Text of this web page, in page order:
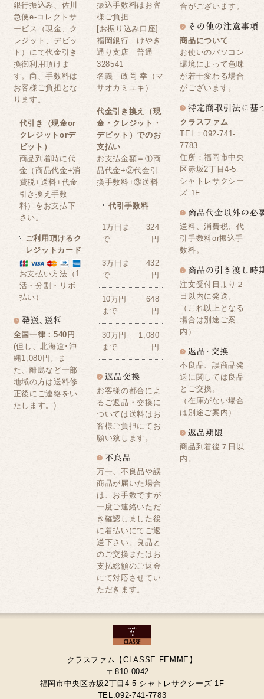
銀行振込み、佐川
急便e-コレクトサ
ービス（現金、ク
レジット、デビッ
ト）にて代金引き
換御利用頂けま
す。尚、手数料は
お客様ご負担とな
ります。
代引き（現金or
クレジットorデ
ビット）
商品到着時に代
金（商品代金+消
費税+送料+代金
引き換え手数
料）をお支払下
さい。
ご利用頂けるク
レジットカード
お支払い方法（1
活・分割・リボ
払い）
全国一律：540円
(但し、北海道･沖
縄1,080円。ま
た、離島など一部
地域の方は送料修
正後にご連絡をい
たします。)
振込手数料はお客
様ご負担
[お振り込み口座]
福岡銀行 けやき
通り支店 普通
328541
名義 政岡 幸（マ
サオカミユキ）
代金引き換え（現
金・クレジット・
デビット）でのお
支払い
お支払金額＝①商
品代金+②代金引
換手数料+③送料
代引手数料
1万円ま
で
324
円
3万円ま
で
432
円
10万円
まで
648
円
30万円
まで
1,080
円
お客様の都合によ
るご返品・交換に
ついては送料はお
客様ご負担にてお
願い致します。
万一、不良品や誤
商品が届いた場合
は、お手数ですが
一度ご連絡いただ
き確認しました後
に着払いにてご返
送下さい。良品と
のご交換またはお
支払総額のご返金
にて対応させてい
ただきます。
合がございます。
商品について
お使いのパソコン
環境によって色味
が若干変わる場合
がございます。
クラスファム
TEL：092-741-
7783
住所：福岡市中央
区赤坂2丁目4-5
シャトレサクシー
ズ 1F
送料、消費税、代
引手数料or振込手
数料。
注文受付日より２
日以内に発送。
（これ以上となる
場合は別途ご案
内）
不良品、誤商品発
送に関しては良品
とご交換。
（在庫がない場合
は別途ご案内）
商品到着後７日以
内。
クラスファム【CLASSE FEMME】
〒810-0042
福岡市中央区赤坂2丁目4-5 シャトレサクシーズ 1F
TEL:092-741-7783